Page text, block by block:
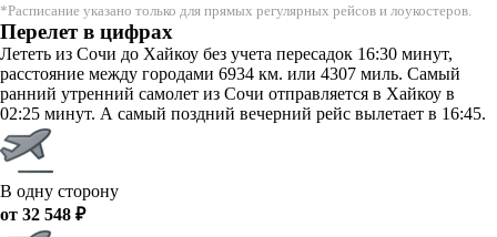
*Расписание указано только для прямых регулярных рейсов и лоукостеров.
Перелет в цифрах
Лететь из Сочи до Хайкоу без учета пересадок 16:30 минут,
расстояние между городами 6934 км. или 4307 миль. Самый
ранний утренний самолет из Сочи отправляется в Хайкоу в
02:25 минут. А самый поздний вечерний рейс вылетает в 16:45.
В одну сторону
от 32 548 ₽